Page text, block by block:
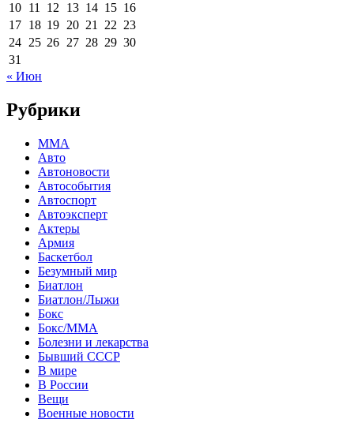
10 11 12 13 14 15 16
17 18 19 20 21 22 23
24 25 26 27 28 29 30
31
« Июн
Рубрики
MMA
Авто
Автоновости
Автособытия
Автоспорт
Автоэксперт
Актеры
Армия
Баскетбол
Безумный мир
Биатлон
Биатлон/Лыжи
Бокс
Бокс/MMA
Болезни и лекарства
Бывший СССР
В мире
В России
Вещи
Военные новости